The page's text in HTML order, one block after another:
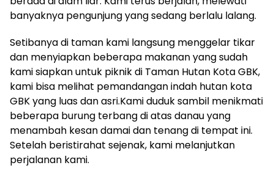
banyaknya pengunjung yang sedang berlalu lalang.
Setibanya di taman kami langsung menggelar tikar
dan menyiapkan beberapa makanan yang sudah
kami siapkan untuk piknik di Taman Hutan Kota GBK,
kami bisa melihat pemandangan indah hutan kota
GBK yang luas dan asri.Kami duduk sambil menikmati
beberapa burung terbang di atas danau yang
menambah kesan damai dan tenang di tempat ini.
Setelah beristirahat sejenak, kami melanjutkan
perjalanan kami.